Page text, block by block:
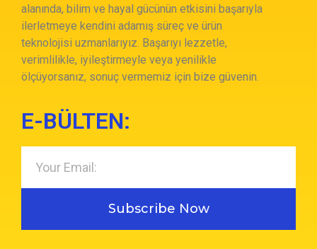
alanında, bilim ve hayal gücünün etkisini başarıyla
ilerletmeye kendini adamış süreç ve ürün
teknolojisi uzmanlarıyız. Başarıyı lezzetle,
verimlilikle, iyileştirmeyle veya yenilikle
ölçüyorsanız, sonuç vermemiz için bize güvenin.
E-BÜLTEN:
Subscribe Now